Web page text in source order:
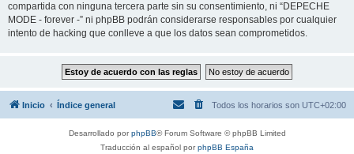
compartida con ninguna tercera parte sin su consentimiento, ni “DEPECHE
MODE - forever -” ni phpBB podrán considerarse responsables por cualquier
intento de hacking que conlleve a que los datos sean comprometidos.
Inicio Índice general Todos los horarios son UTC+02:00
Desarrollado porphpBB® Forum Software © phpBB Limited
Traducción al español porphpBB España